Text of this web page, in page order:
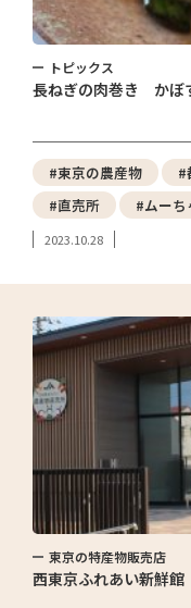
トピックス
長ねぎの肉巻き かぼ
#東京の農産物 #
#直売所
#ムーち
2023.10.28
東京の特産物販売店
西東京ふれあい新鮮館